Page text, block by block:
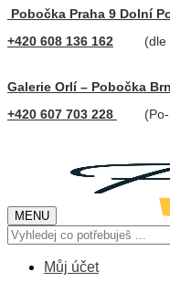
Pobočka Praha 9 Dolní
+420 608 136 162
(dle
Galerie Orlí – Pobočka
+420 607 703 228
MENU
Hledat:
Můj účet